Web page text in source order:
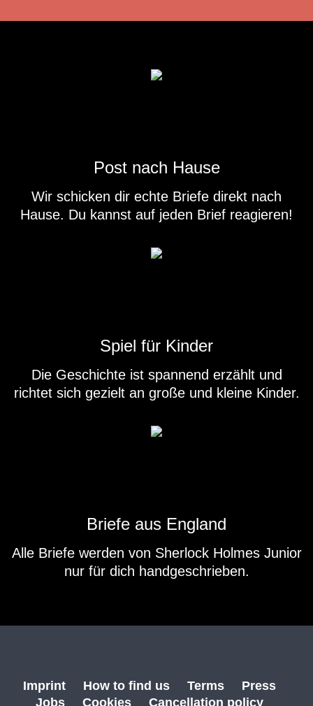
Post nach Hause
Wir schicken dir echte Briefe direkt nach
Hause. Du kannst auf jeden Brief reagieren!
Spiel für Kinder
Die Geschichte ist spannend erzählt und
richtet sich gezielt an große und kleine Kinder.
Briefe aus England
Alle Briefe werden von Sherlock Holmes Junior
nur für dich handgeschrieben.
Imprint How to find us Terms
Press
Jobs
Cookies Cancellation policy